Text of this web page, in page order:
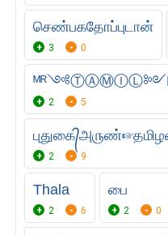
செண்பகதோப்புடான்
3 0
2 5
2 9
Thala
2 6
பை
2 0